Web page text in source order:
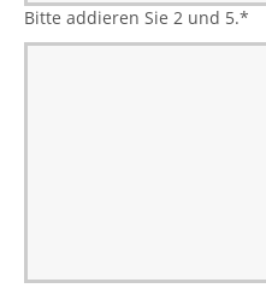
Bitte addieren Sie 2 und 5.*